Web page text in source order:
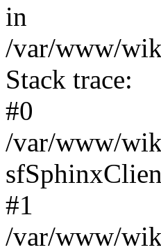
in
/var/www/
Stack trace:
#0
/var/www/
#1
/var/www/